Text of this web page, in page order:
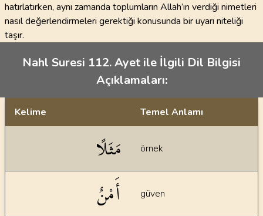
hatırlatırken, aynı zamanda toplumların Allah’ın verdiği nimetleri
nasıl değerlendirmeleri gerektiği konusunda bir uyarı niteliği
taşır.
Nahl Suresi 112. Ayet ile İlgili Dil Bilgisi
Açıklamaları:
Kelime Temel Anlamı
مَثَلًا örnek
أَمْنٌ güven